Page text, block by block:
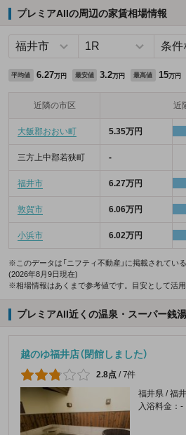
プレミアAIIの周辺の家賃相場情報
平均値 6.27万円 最安値 3.2万円 最高値 15万円
近隣の市区 近
大飯郡おおい町 5.35万円
三方上中郡若狭町 -
福井市 6.27万円
敦賀市 6.06万円
小浜市 6.02万円
※このデータは「ニフティ不動産」に掲載されてい
(2026年8月9日現在)
※相場情報はあくまで参考値です。目安として活用
プレミアAII近くの温泉・スーパー銭
越のゆ福井店（閉館しました）
2.8点 /7件
福井県 / 福井
入浴料金：-